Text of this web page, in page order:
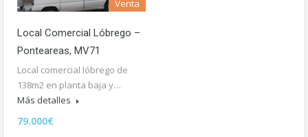
Venta
Local Comercial Lóbrego –
Ponteareas, MV71
Local comercial lóbrego de
138m2 en planta baja y…
Más detalles
79.000€